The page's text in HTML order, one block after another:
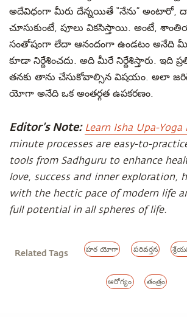
అదేవిధంగా మీరు దేన్నయితే “నేను” అంటారో,
చూసుకుంటే, పూలు వికసిస్తాయి. అంటే,
సంతోషంగా లేదా ఆనందంగా ఉండటం అనేది
కూడా నిర్దేశించదు. అది మీరే నిర్దేశిస్తారు. ఇది
తనకు తాను చేసుకోవాల్సిన విషయం. అలా
యోగా అనేది ఒక అంతర్గత ఉపకరణం.
Editor’s Note: Learn Isha Upa-Yoga
minute processes are easy-to-
tools from Sadhguru to enhance
love, success and inner exploration,
with the hectic pace of modern life
full potential in all spheres of life.
Related Tags హఠ యోగా పరివర్తన
ఆరోగ్యం తంత్రం